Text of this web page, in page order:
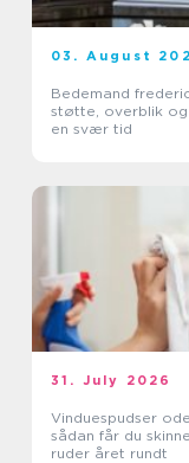
03. August
Bedemand
støtte, overblik
en svær tid
31. July 2026
Vinduespudser
sådan får du
ruder året rundt